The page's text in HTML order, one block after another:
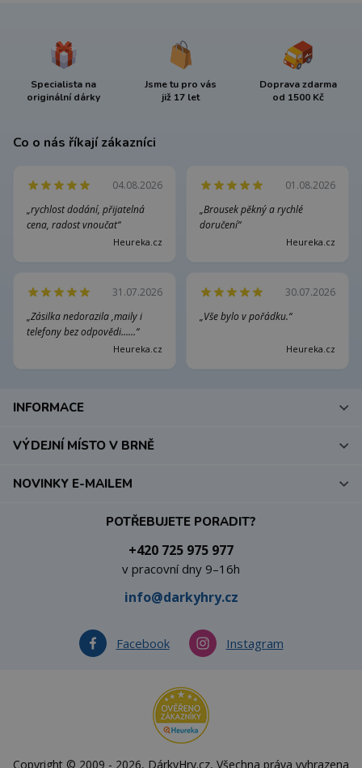
Specialista na
originální dárky
Jsme tu pro vás
již 17 let
Doprava zdarma
od 1500 Kč
Co o nás říkají zákazníci
04.08.2026
„rychlost dodání, přijatelná
cena, radost vnoučat“
Heureka.cz
01.08.2026
„Brousek pěkný a rychlé
doručení“
Heureka.cz
31.07.2026
„Zásilka nedorazila ,maily i
telefony bez odpovědi......“
Heureka.cz
30.07.2026
„Vše bylo v pořádku.“
Heureka.cz
INFORMACE
VÝDEJNÍ MÍSTO V BRNĚ
POTŘEBUJETE PORADIT?
+420 725 975 977
v pracovní dny 9–16h
info@darkyhry.cz
Facebook Instagram
NOVINKY E-MAILEM
Copyright © 2009 - 2026, DárkyHry.cz, Všechna práva vyhrazena